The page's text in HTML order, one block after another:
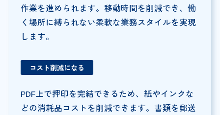
作業を進められます。移動時間を削減でき、働
く場所に縛られない柔軟な業務スタイルを実現
します。
コスト削減になる
PDF上で押印を完結できるため、紙やインクな
どの消耗品コストを削減できます。書類を郵送